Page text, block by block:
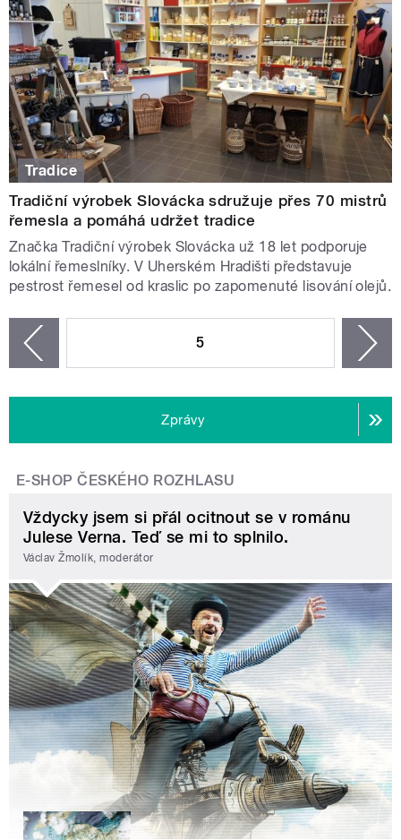
Tradice
Tradiční výrobek Slovácka sdružuje přes 70 mistrů
řemesla a pomáhá udržet tradice
Značka Tradiční výrobek Slovácka už 18 let podporuje
lokální řemeslníky. V Uherském Hradišti představuje
pestrost řemesel od kraslic po zapomenuté lisování olejů.
5
Zprávy
E-SHOP ČESKÉHO ROZHLASU
Vždycky jsem si přál ocitnout se v románu
Julese Verna. Teď se mi to splnilo.
Václav Žmolík, moderátor